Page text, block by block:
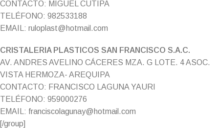
CONTACTO: MIGUEL CUTIPA
TELÉFONO: 982533188
EMAIL: ruloplast@hotmail.com
CRISTALERIA PLASTICOS SAN FRANCISCO S.A.C.
AV. ANDRES AVELINO CÁCERES MZA. G LOTE. 4 ASOC.
VISTA HERMOZA- AREQUIPA
CONTACTO: FRANCISCO LAGUNA YAURI
TELÉFONO: 959000276
EMAIL: franciscolagunay@hotmail.com
[/group]